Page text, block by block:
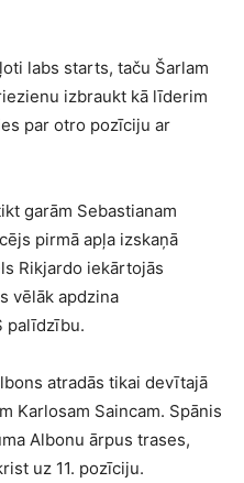
labs starts, taču Šarlam
izbraukt kā līderim
par otro pozīciju ar
garām Sebastianam
pirmā apļa izskaņā
Rikjardo iekārtojās
vēlāk apdzina
palīdzību.
atradās tikai devītajā
Karlosam Saincam. Spānis
Albonu ārpus trases,
uz 11. pozīciju.